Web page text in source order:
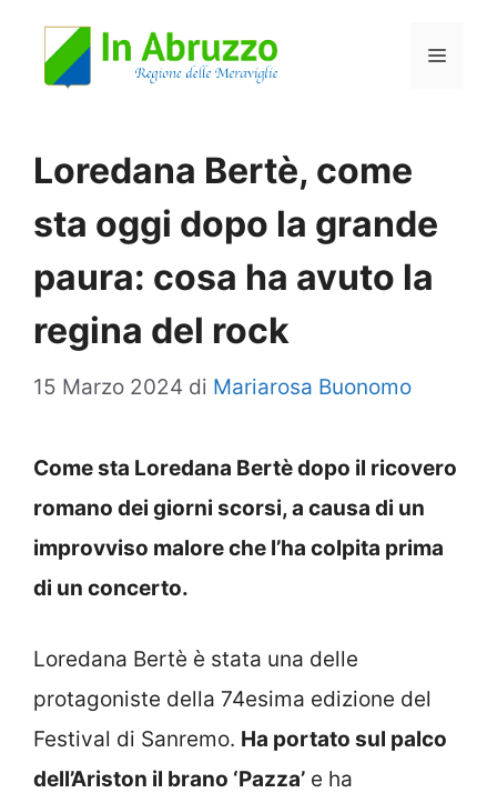
Menu
Loredana Bertè, come
sta oggi dopo la grande
paura: cosa ha avuto la
regina del rock
15 Marzo 2024 di Mariarosa Buonomo
Come sta Loredana Bertè dopo il ricovero
romano dei giorni scorsi, a causa di un
improvviso malore che l’ha colpita prima
di un concerto.
Loredana Bertè è stata una delle
protagoniste della 74esima edizione del
Festival di Sanremo. Ha portato sul palco
dell’Ariston il brano ‘Pazza’ e ha